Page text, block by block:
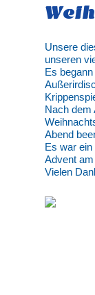
Unsere
unseren
Es
Nach dem
Abend
Es war ein
Advent
Vielen